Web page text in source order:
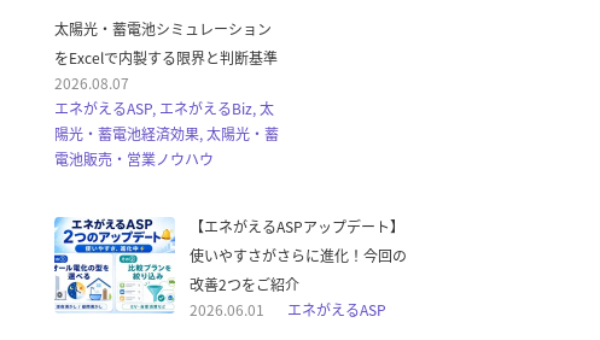
太陽光・蓄電池シミュレーション
をExcelで内製する限界と判断基準
2026.08.07
エネがえるASP, エネがえるBiz, 太
陽光・蓄電池経済効果, 太陽光・蓄
電池販売・営業ノウハウ
【エネがえるASPアップデート】
使いやすさがさらに進化！今回の
改善2つをご紹介
2026.06.01
エネがえるASP